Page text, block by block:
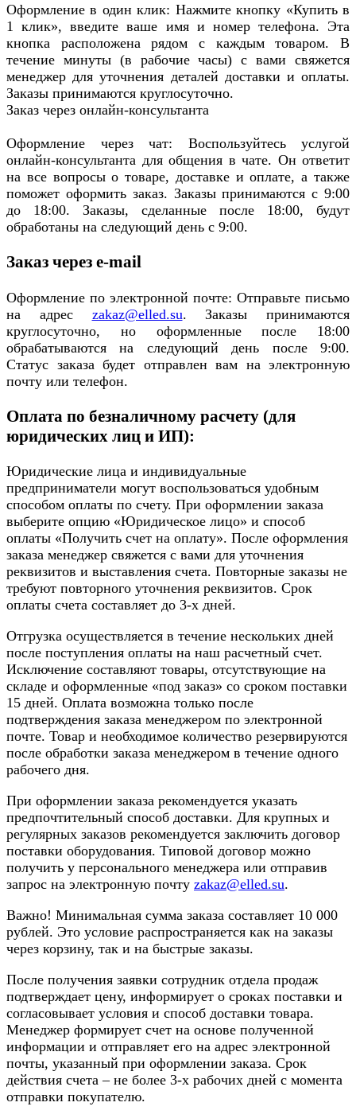
Оформление в один клик: Нажмите кнопку «Купить в
1 клик», введите ваше имя и номер телефона. Эта
кнопка расположена рядом с каждым товаром. В
течение минуты (в рабочие часы) с вами свяжется
менеджер для уточнения деталей доставки и оплаты.
Заказы принимаются круглосуточно.
Заказ через онлайн-консультанта
Оформление через чат: Воспользуйтесь услугой
онлайн-консультанта для общения в чате. Он ответит
на все вопросы о товаре, доставке и оплате, а также
поможет оформить заказ. Заказы принимаются с 9:00
до 18:00. Заказы, сделанные после 18:00, будут
обработаны на следующий день с 9:00.
Заказ через e-mail
Оформление по электронной почте: Отправьте письмо
на адрес zakaz@elled.su. Заказы принимаются
круглосуточно, но оформленные после 18:00
обрабатываются на следующий день после 9:00.
Статус заказа будет отправлен вам на электронную
почту или телефон.
Оплата по безналичному расчету (для
юридических лиц и ИП):
Юридические лица и индивидуальные
предприниматели могут воспользоваться удобным
способом оплаты по счету. При оформлении заказа
выберите опцию «Юридическое лицо» и способ
оплаты «Получить счет на оплату». После оформления
заказа менеджер свяжется с вами для уточнения
реквизитов и выставления счета. Повторные заказы не
требуют повторного уточнения реквизитов. Срок
оплаты счета составляет до 3-х дней.
Отгрузка осуществляется в течение нескольких дней
после поступления оплаты на наш расчетный счет.
Исключение составляют товары, отсутствующие на
складе и оформленные «под заказ» со сроком поставки
15 дней. Оплата возможна только после
подтверждения заказа менеджером по электронной
почте. Товар и необходимое количество резервируются
после обработки заказа менеджером в течение одного
рабочего дня.
При оформлении заказа рекомендуется указать
предпочтительный способ доставки. Для крупных и
регулярных заказов рекомендуется заключить договор
поставки оборудования. Типовой договор можно
получить у персонального менеджера или отправив
запрос на электронную почту zakaz@elled.su.
Важно! Минимальная сумма заказа составляет 10 000
рублей. Это условие распространяется как на заказы
через корзину, так и на быстрые заказы.
После получения заявки сотрудник отдела продаж
подтверждает цену, информирует о сроках поставки и
согласовывает условия и способ доставки товара.
Менеджер формирует счет на основе полученной
информации и отправляет его на адрес электронной
почты, указанный при оформлении заказа. Срок
действия счета – не более 3-х рабочих дней с момента
отправки покупателю.